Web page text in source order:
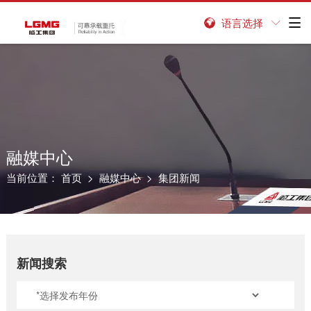

语言选择 
融媒中心
当前位置： 首页>融媒中心> 集团新闻
新闻搜索